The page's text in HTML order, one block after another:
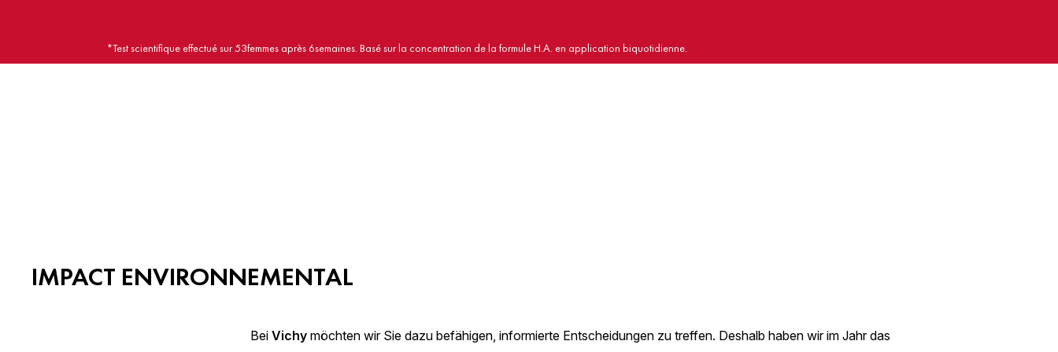
*Test scientifique effectué sur 53femmes après 6semaines. Basé sur la concentration de la formule H.A. en application biquotidienne.
IMPACT ENVIRONNEMENTAL